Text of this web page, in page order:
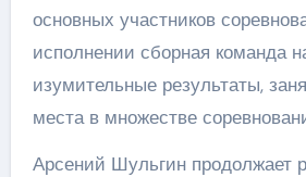
основных участников
исполнении сборная команда
изумительные результаты,
места в множестве
Арсений Шульгин продолжает